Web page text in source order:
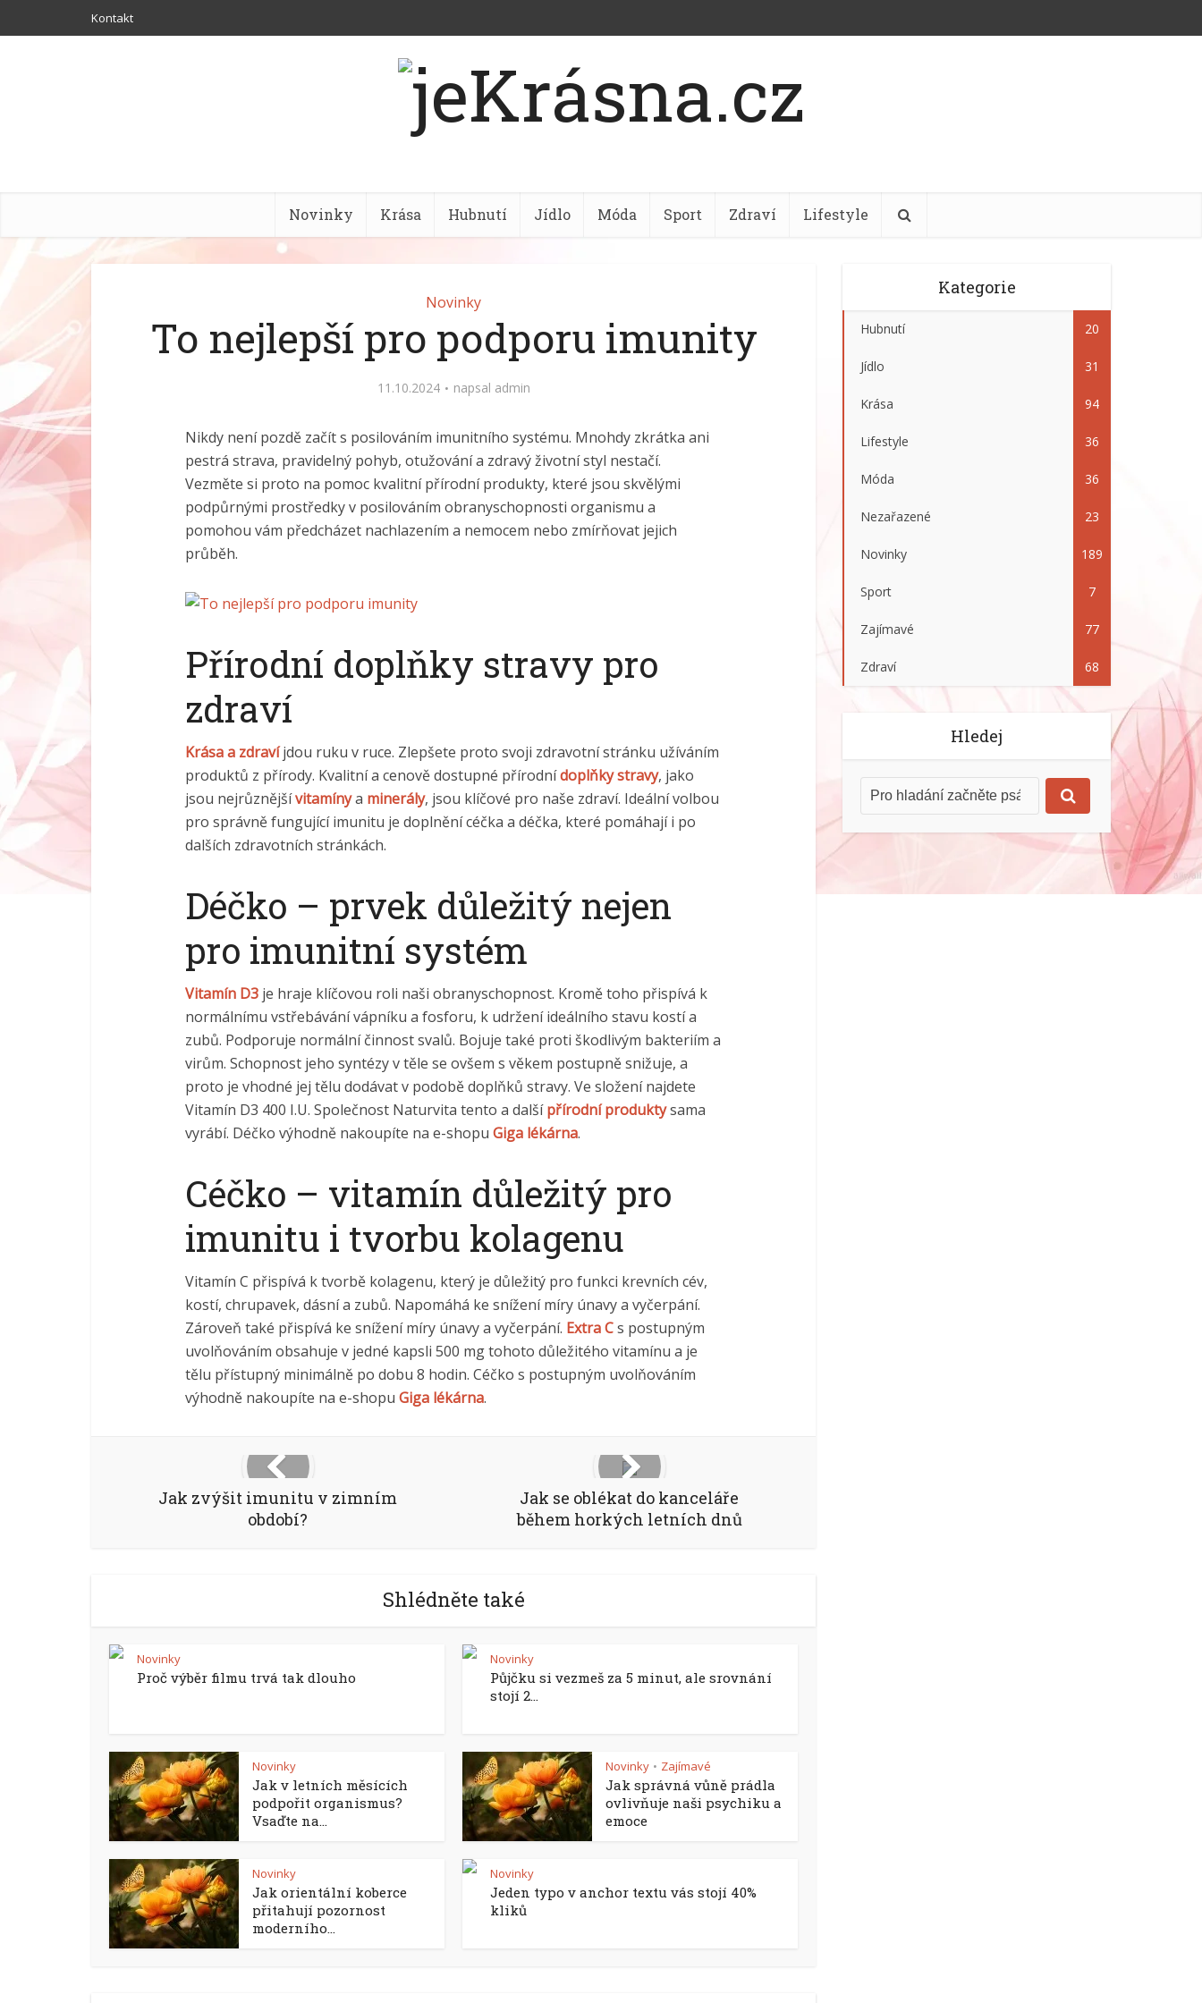
Kontakt
Novinky Krása Hubnutí Jídlo Móda Sport Zdraví Lifestyle
Novinky
To nejlepší pro podporu imunity
11.10.2024 napsal admin
Nikdy není pozdě začít s posilováním imunitního systému. Mnohdy zkrátka ani
pestrá strava, pravidelný pohyb, otužování a zdravý životní styl nestačí.
Vezměte si proto na pomoc kvalitní přírodní produkty, které jsou skvělými
podpůrnými prostředky v posilováním obranyschopnosti organismu a
pomohou vám předcházet nachlazením a nemocem nebo zmírňovat jejich
průběh.
Přírodní doplňky stravy pro
zdraví
Krása a zdravíjdou ruku v ruce. Zlepšete proto svoji zdravotní stránku užíváním
produktů z přírody. Kvalitní a cenově dostupné přírodnídoplňky stravy, jako
jsou nejrůznějšívitamínya minerály, jsou klíčové pro naše zdraví. Ideální volbou
pro správně fungující imunitu je doplnění céčka a déčka, které pomáhají i po
dalších zdravotních stránkách.
Déčko – prvek důležitý nejen
pro imunitní systém
Vitamín D3 je hraje klíčovou roli naši obranyschopnost. Kromě toho přispívá k
normálnímu vstřebávání vápníku a fosforu, k udržení ideálního stavu kostí a
zubů. Podporuje normální činnost svalů. Bojuje také proti škodlivým bakteriím a
virům. Schopnost jeho syntézy v těle se ovšem s věkem postupně snižuje, a
proto je vhodné jej tělu dodávat v podobě doplňků stravy. Ve složení najdete
Vitamín D3 400 I.U. Společnost Naturvita tento a další přírodní produktysama
vyrábí. Déčko výhodně nakoupíte na e-shopu Giga lékárna.
Céčko – vitamín důležitý pro
imunitu i tvorbu kolagenu
Vitamín C přispívá k tvorbě kolagenu, který je důležitý pro funkci krevních cév,
kostí, chrupavek, dásní a zubů. Napomáhá ke snížení míry únavy a vyčerpání.
Zároveň také přispívá ke snížení míry únavy a vyčerpání. Extra Cs postupným
uvolňováním obsahuje v jedné kapsli 500 mg tohoto důležitého vitamínu a je
tělu přístupný minimálně po dobu 8 hodin. Céčko s postupným uvolňováním
výhodně nakoupíte na e-shopu Giga lékárna.
Jak zvýšit imunitu v zimním
období?
Jak se oblékat do kanceláře
během horkých letních dnů
Shlédněte také
Novinky
Proč výběr filmu trvá tak dlouho
Novinky
Půjčku si vezmeš za 5 minut, ale srovnání
stojí 2...
Novinky
Jak v letních měsících
podpořit organismus?
Vsaďte na...
Novinky • Zajímavé
Jak správná vůně prádla
ovlivňuje naši psychiku a
emoce
Novinky
Jak orientální koberce
přitahují pozornost
moderního...
Novinky
Jeden typo v anchor textu vás stojí 40%
kliků
Kategorie
Hubnutí 20
Jídlo 31
Krása 94
Lifestyle 36
Móda 36
Nezařazené 23
Novinky 189
Sport 7
Zajímavé 77
Zdraví 68
Hledej